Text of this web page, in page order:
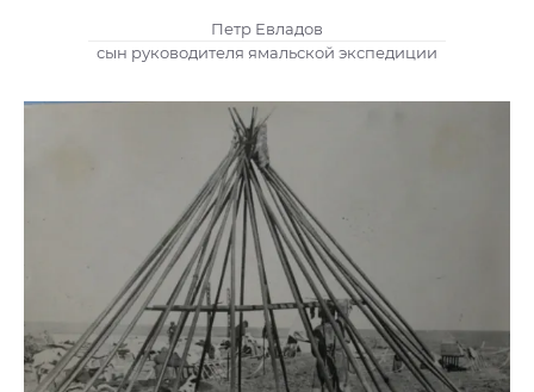
Петр Евладов
сын руководителя ямальской экспедиции